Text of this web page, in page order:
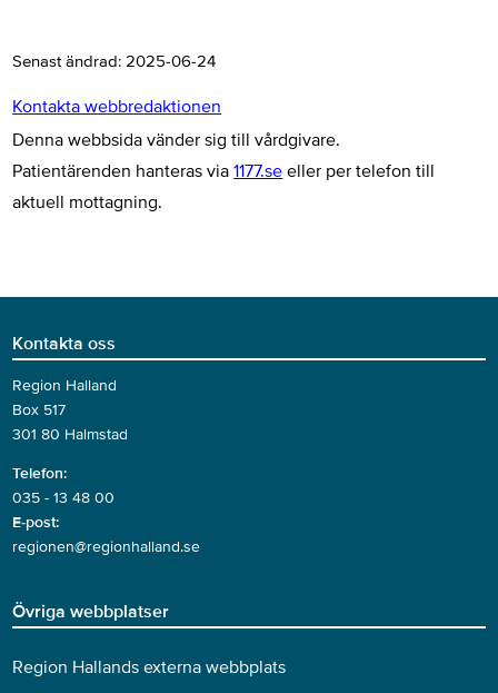
Senast ändrad:2025-06-24
Kontakta webbredaktionen
Denna webbsida vänder sig till vårdgivare.
Patientärenden hanteras via1177.se eller per telefon till
aktuell mottagning.
Kontakta oss
Region Halland
Box 517
301 80 Halmstad
Telefon:
035 - 13 48 00
E-post:
regionen@regionhalland.se
Övriga webbplatser
Region Hallands externa webbplats